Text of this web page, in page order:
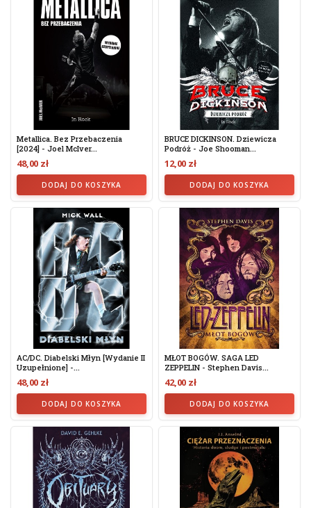
Metallica. Bez Przebaczenia
[2024] - Joel McIver...
48,00 zł
DODAJ DO KOSZYKA
BRUCE DICKINSON. Dziewicza
Podróż - Joe Shooman...
12,00 zł
DODAJ DO KOSZYKA
AC/DC. Diabelski Młyn [Wydanie II
Uzupełnione] -...
48,00 zł
DODAJ DO KOSZYKA
MŁOT BOGÓW. SAGA LED
ZEPPELIN - Stephen Davis...
42,00 zł
DODAJ DO KOSZYKA